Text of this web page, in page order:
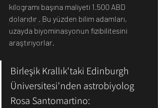
Doğa
Fotoğrafçılık
kilogramı başına maliyeti 1.500 ABD
dolarıdır . Bu yüzden bilim adamları,
uzayda biyominasyonun fizibilitesini
araştırıyorlar.
Birleşik Krallık'taki Edinburgh
Üniversitesi'nden astrobiyolog
Rosa Santomartino: